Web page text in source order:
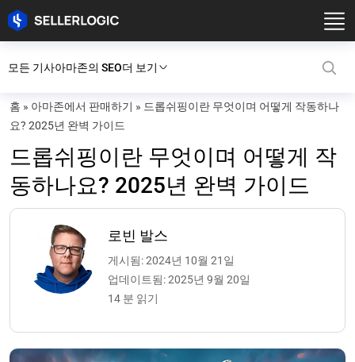
모든 기사아마존의 SEO더 보기
홈 » 아마존에서 판매하기 » 드롭쉬핑이란 무엇이며 어떻게 작동하나
요? 2025년 완벽 가이드
드롭쉬핑이란 무엇이며 어떻게 작
동하나요? 2025년 완벽 가이드
로빈 발스
게시됨: 2024년 10월 21일
업데이트됨: 2025년 9월 20일
14 분 읽기